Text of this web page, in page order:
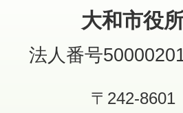
大和市役
法人番号
〒242-8601